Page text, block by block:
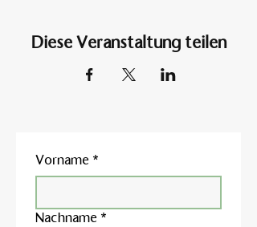
Diese Veranstaltung teilen
Vorname *
Nachname *